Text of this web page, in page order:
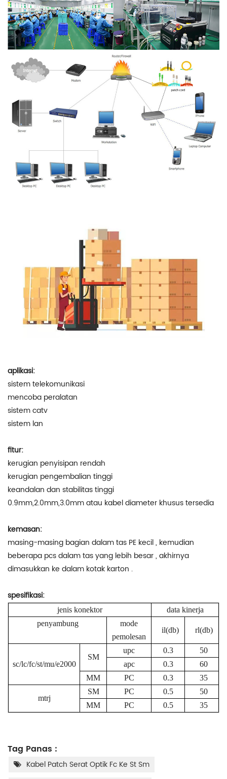
aplikasi:
sistem telekomunikasi
mencoba peralatan
sistem catv
sistem lan
fitur:
kerugian penyisipan rendah
kerugian pengembalian tinggi
keandalan dan stabilitas tinggi
0.9mm,2.0mm,3.0mm atau kabel diameter khusus tersedia
kemasan:
masing-masing bagian dalam tas PE kecil , kemudian
beberapa pcs dalam tas yang lebih besar , akhirnya
dimasukkan ke dalam kotak karton .
spesifikasi:
jenis konektor
data kinerja
penyambung
mode
pemolesan
il(db) rl(db)
sc/lc/fc/st/mu/e2000
SM
upc 0.3
50
apc
0.3
60
MM
PC 0.3 35
mtrj
SM PC 0.5
50
MM
PC 0.5 35
Tag Panas :
Kabel Patch Serat Optik Fc Ke St Sm